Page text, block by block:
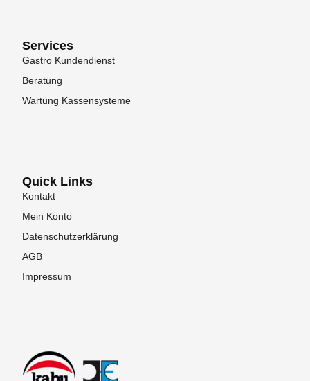
Services
Gastro Kundendienst
Beratung
Wartung Kassensysteme
Quick Links
Kontakt
Mein Konto
Datenschutzerklärung
AGB
Impressum